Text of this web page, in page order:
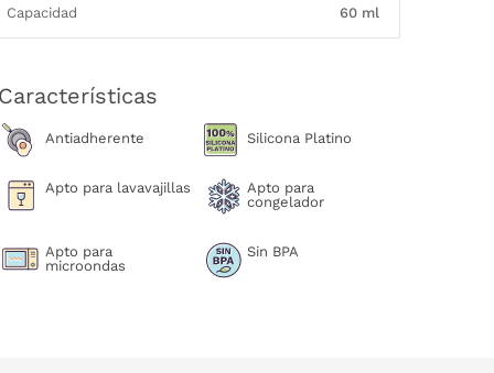
Capacidad 60 ml
Antiadherente Silicona Platino
Apto para lavavajillas
Apto para
congelador
Apto para
microondas
Sin BPA